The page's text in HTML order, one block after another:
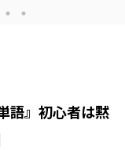
語』初心者は黙